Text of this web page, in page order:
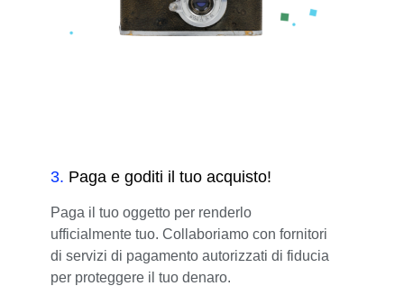
3. Paga e goditi il tuo acquisto!
Paga il tuo oggetto per renderlo
ufficialmente tuo. Collaboriamo con fornitori
di servizi di pagamento autorizzati di fiducia
per proteggere il tuo denaro.